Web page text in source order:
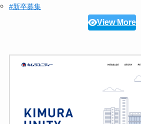
#新卒募集
View More